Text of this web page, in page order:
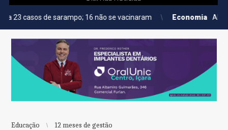
sarampo; 16 não se vacinaram Economia AMIG Brasil
Educação 12 meses de gestão